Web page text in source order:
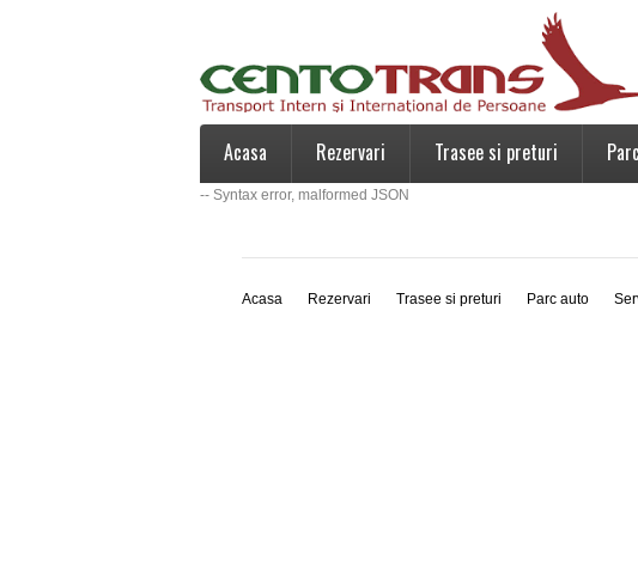
Acasa Rezervari Trasee si preturi
-- Syntax error, malformed JSON
Acasa Rezervari Trasee si preturi Parc auto